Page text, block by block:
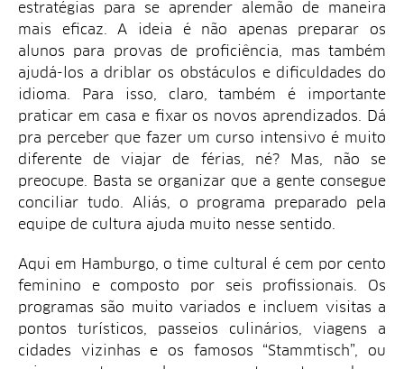
estratégias para se aprender alemão de maneira
mais eficaz. A ideia é não apenas preparar os
alunos para provas de proficiência, mas também
ajudá-los a driblar os obstáculos e dificuldades do
idioma. Para isso, claro, também é importante
praticar em casa e fixar os novos aprendizados. Dá
pra perceber que fazer um curso intensivo é muito
diferente de viajar de férias, né? Mas, não se
preocupe. Basta se organizar que a gente consegue
conciliar tudo. Aliás, o programa preparado pela
equipe de cultura ajuda muito nesse sentido.
Aqui em Hamburgo, o time cultural é cem por cento
feminino e composto por seis profissionais. Os
programas são muito variados e incluem visitas a
pontos turísticos, passeios culinários, viagens a
cidades vizinhas e os famosos “Stammtisch”, ou